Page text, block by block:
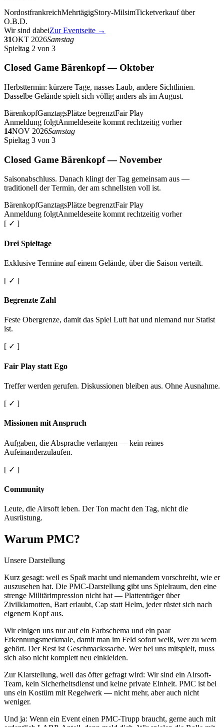
NordostfrankreichMehrtägigStory-MilsimTicketverkauf über
O.B.D.
Wir sind dabeiZur Eventseite →
31OKT 2026Samstag
Spieltag 2 von 3
Closed Game Bärenkopf — Oktober
Herbsttermin: kürzere Tage, nasses Laub, andere Sichtlinien.
Dasselbe Gelände spielt sich völlig anders als im August.
BärenkopfGanztagsPlätze begrenztFair Play
Anmeldung folgtAnmeldeseite kommt rechtzeitig vorher
14NOV 2026Samstag
Spieltag 3 von 3
Closed Game Bärenkopf — November
Saisonabschluss. Danach klingt der Tag gemeinsam aus —
traditionell der Termin, der am schnellsten voll ist.
BärenkopfGanztagsPlätze begrenztFair Play
Anmeldung folgtAnmeldeseite kommt rechtzeitig vorher
[ ✓ ]
Drei Spieltage
Exklusive Termine auf einem Gelände, über die Saison verteilt.
[ ✓ ]
Begrenzte Zahl
Feste Obergrenze, damit das Spiel Luft hat und niemand nur Statist
ist.
[ ✓ ]
Fair Play statt Ego
Treffer werden gerufen. Diskussionen bleiben aus. Ohne Ausnahme.
[ ✓ ]
Missionen mit Anspruch
Aufgaben, die Absprache verlangen — kein reines
Aufeinanderzulaufen.
[ ✓ ]
Community
Leute, die Airsoft leben. Der Ton macht den Tag, nicht die
Ausrüstung.
Warum PMC?
Unsere Darstellung
Kurz gesagt: weil es Spaß macht und niemandem vorschreibt, wie er
auszusehen hat. Die PMC-Darstellung gibt uns Spielraum, den eine
strenge Militärimpression nicht hat — Plattenträger über
Zivilklamotten, Bart erlaubt, Cap statt Helm, jeder rüstet sich nach
eigenem Kopf aus.
Wir einigen uns nur auf ein Farbschema und ein paar
Erkennungsmerkmale, damit man im Feld sofort weiß, wer zu wem
gehört. Der Rest ist Geschmackssache. Wer bei uns mitspielt, muss
sich also nicht komplett neu einkleiden.
Zur Klarstellung, weil das öfter gefragt wird: Wir sind ein Airsoft-
Team, kein Sicherheitsdienst und keine private Einheit. PMC ist bei
uns ein Kostüm mit Regelwerk — nicht mehr, aber auch nicht
weniger.
Und ja: Wenn ein Event einen PMC-Trupp braucht, gerne auch mit